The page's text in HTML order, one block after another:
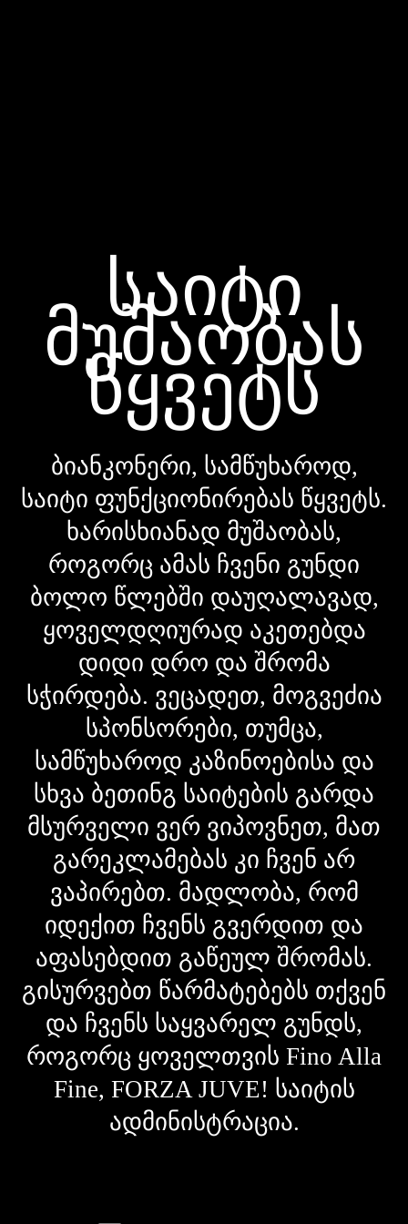
საიტი
მუშაობას
წყვეტს
ბიანკონერი, სამწუხაროდ,
საიტი ფუნქციონირებას წყვეტს.
ხარისხიანად მუშაობას,
როგორც ამას ჩვენი გუნდი
ბოლო წლებში დაუღალავად,
ყოველდღიურად აკეთებდა
დიდი დრო და შრომა
სჭირდება. ვეცადეთ, მოგვეძია
სპონსორები, თუმცა,
სამწუხაროდ კაზინოებისა და
სხვა ბეთინგ საიტების გარდა
მსურველი ვერ ვიპოვნეთ, მათ
გარეკლამებას კი ჩვენ არ
ვაპირებთ. მადლობა, რომ
იდექით ჩვენს გვერდით და
აფასებდით გაწეულ შრომას.
გისურვებთ წარმატებებს თქვენ
და ჩვენს საყვარელ გუნდს,
როგორც ყოველთვის Fino Alla
Fine, FORZA JUVE! საიტის
ადმინისტრაცია.